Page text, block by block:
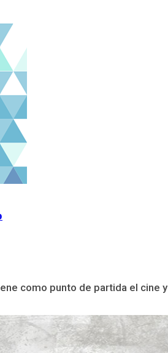
como punto de partida el cine